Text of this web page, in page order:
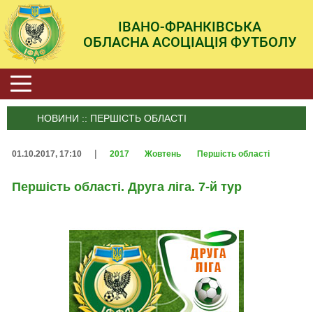
ІВАНО-ФРАНКІВСЬКА
ОБЛАСНА АСОЦІАЦІЯ ФУТБОЛУ
НОВИНИ :: ПЕРШІСТЬ ОБЛАСТІ
01.10.2017, 17:10 | 2017 Жовтень Першість області
Першість області. Друга ліга. 7-й тур